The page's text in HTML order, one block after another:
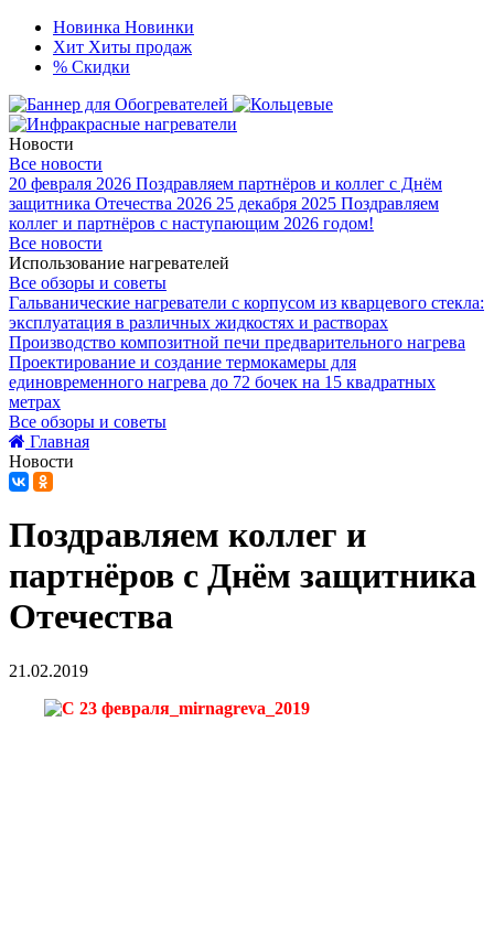
Новинка Новинки
Хит Хиты продаж
% Скидки
Новости
Все новости
20 февраля 2026 Поздравляем партнёров и коллег с Днём
защитника Отечества 2026 25 декабря 2025 Поздравляем
коллег и партнёров с наступающим 2026 годом!
Все новости
Использование нагревателей
Все обзоры и советы
Гальванические нагреватели с корпусом из кварцевого стекла:
эксплуатация в различных жидкостях и растворах
Производство композитной печи предварительного нагрева
Проектирование и создание термокамеры для
единовременного нагрева до 72 бочек на 15 квадратных
метрах
Все обзоры и советы
Главная
Новости
Поздравляем коллег и
партнёров с Днём защитника
Отечества
21.02.2019